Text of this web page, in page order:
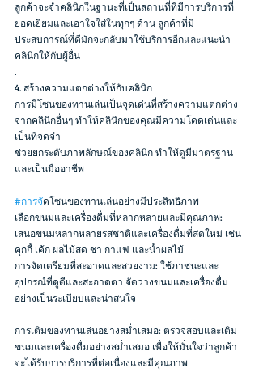
ลูกค้าจะจำคลินิกในฐานะที่เป็นสถานที่ที่มีการบริการที่
ยอดเยี่ยมและเอาใจใส่ในทุกๆ ด้าน ลูกค้าที่มี
ประสบการณ์ที่ดีมักจะกลับมาใช้บริการอีกและแนะนำ
คลินิกให้กับผู้อื่น
.
4. สร้างความแตกต่างให้กับคลินิก
การมีโซนของทานเล่นเป็นจุดเด่นที่สร้างความแตกต่าง
จากคลินิกอื่นๆ ทำให้คลินิกของคุณมีความโดดเด่นและ
เป็นที่จดจำ
ช่วยยกระดับภาพลักษณ์ของคลินิก ทำให้ดูมีมาตรฐาน
และเป็นมืออาชีพ
#การจัดโซนของทานเล่นอย่างมีประสิทธิภาพ
เลือกขนมและเครื่องดื่มที่หลากหลายและมีคุณภาพ:
เสนอขนมหลากหลายรสชาติและเครื่องดื่มที่สดใหม่ เช่น
คุกกี้ เค้ก ผลไม้สด ชา กาแฟ และน้ำผลไม้
การจัดเตรียมที่สะอาดและสวยงาม: ใช้ภาชนะและ
อุปกรณ์ที่ดูดีและสะอาดตา จัดวางขนมและเครื่องดื่ม
อย่างเป็นระเบียบและน่าสนใจ
การเติมของทานเล่นอย่างสม่ำเสมอ: ตรวจสอบและเติม
ขนมและเครื่องดื่มอย่างสม่ำเสมอ เพื่อให้มั่นใจว่าลูกค้า
จะได้รับการบริการที่ต่อเนื่องและมีคุณภาพ